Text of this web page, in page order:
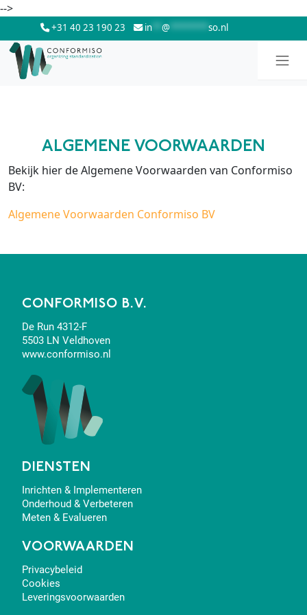
-->Skip to main content
+31 40 23 190 23 in ** @ ******** so.nl
ALGEMENE VOORWAARDEN
Bekijk hier de Algemene Voorwaarden van Conformiso
BV:
Algemene Voorwaarden Conformiso BV
CONFORMISO B.V.
De Run 4312-F
5503 LN Veldhoven
www.conformiso.nl
DIENSTEN
Inrichten & Implementeren
Onderhoud & Verbeteren
Meten & Evalueren
VOORWAARDEN
Privacybeleid
Cookies
Leveringsvoorwaarden